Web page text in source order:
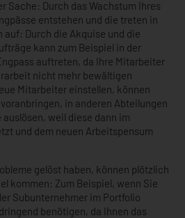
Sache: Durch das Wachstum Ihres
entstehen und die treten in
Durch die Akquise und die
kann zum Beispiel in der
auftreten, da Ihre Mitarbeiter
nicht mehr bewältigen
Mitarbeiter einstellen, können
in anderen Abteilungen
weil diese dann im
und dem neuen Arbeitspensum
gelöst haben, können plötzlich
kommen: Zum Beispiel, wenn Sie
Subunternehmer im Portfolio
benötigen, da Ihnen das